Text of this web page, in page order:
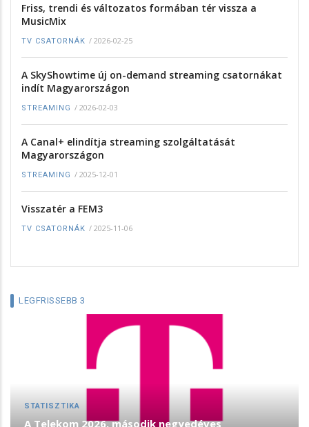
Friss, trendi és változatos formában tér vissza a
MusicMix
TV CSATORNÁK / 2026-02-25
A SkyShowtime új on-demand streaming csatornákat
indít Magyarországon
STREAMING / 2026-02-03
A Canal+ elindítja streaming szolgáltatását
Magyarországon
STREAMING / 2025-12-01
Visszatér a FEM3
TV CSATORNÁK / 2025-11-06
LEGFRISSEBB 3
STATISZTIKA
A Telekom 2026. második negyedéves